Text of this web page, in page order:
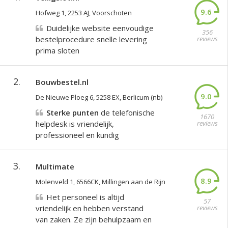
Hofweg 1, 2253 AJ, Voorschoten 9.6
356
reviews
Duidelijke website eenvoudige
bestelprocedure snelle levering
prima sloten
2. Bouwbestel.nl
De Nieuwe Ploeg 6, 5258 EX, Berlicum (nb) 9.0
1670
reviews
Sterke punten de telefonische
helpdesk is vriendelijk,
professioneel en kundig
3. Multimate
Molenveld 1, 6566CK, Millingen aan de Rijn 8.9
57
reviews
Het personeel is altijd
vriendelijk en hebben verstand
van zaken. Ze zijn behulpzaam en